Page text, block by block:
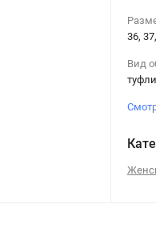
36,
Вид
туфли